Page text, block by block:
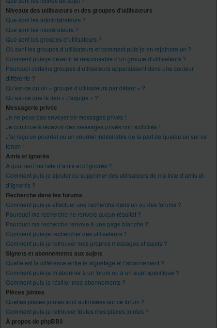
Niveaux des utilisateurs et des groupes d’utilisateurs
Que sont les administrateurs ?
Que sont les modérateurs ?
Que sont les groupes d’utilisateurs ?
Où sont les groupes d’utilisateurs et comment puis-je en rejoindre un ?
Comment puis-je devenir le responsable d’un groupe d’utilisateurs ?
Pourquoi certains groupes d’utilisateurs apparaissent dans une couleur
différente ?
Qu’est-ce qu’un « groupe d’utilisateurs par défaut » ?
Qu’est-ce que le lien « L’équipe » ?
Messagerie privée
Je ne peux pas envoyer de messages privés !
Je continue à recevoir des messages privés non sollicités !
J’ai reçu un pourriel ou un courriel indésirable de la part de quelqu’un sur ce
forum !
Amis et ignorés
À quoi sert ma liste d’amis et d’ignorés ?
Comment puis-je ajouter ou supprimer des utilisateurs de ma liste d’amis et
d’ignorés ?
Recherche dans les forums
Comment puis-je effectuer une recherche dans un ou des forums ?
Pourquoi ma recherche ne renvoie aucun résultat ?
Pourquoi ma recherche renvoie à une page blanche ?!
Comment puis-je rechercher des utilisateurs ?
Comment puis-je retrouver mes propres messages et sujets ?
Signets et abonnements aux sujets
Quelle est la différence entre le signetage et l’abonnement ?
Comment puis-je m’abonner à un forum ou à un sujet spécifique ?
Comment puis-je résilier mes abonnements ?
Pièces jointes
Quelles pièces jointes sont autorisées sur ce forum ?
Comment puis-je retrouver toutes mes pièces jointes ?
À propos de phpBB3